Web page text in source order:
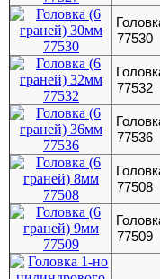
77530
77532
77536
77508
77509